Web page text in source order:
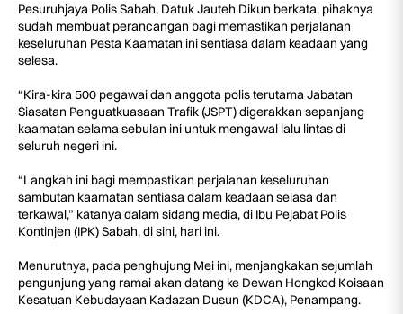
Pesuruhjaya Polis Sabah, Datuk Jauteh Dikun berkata, pihaknya
sudah membuat perancangan bagi memastikan perjalanan
keseluruhan Pesta Kaamatan ini sentiasa dalam keadaan yang
selesa.
“Kira-kira 500 pegawai dan anggota polis terutama Jabatan
Siasatan Penguatkuasaan Trafik (JSPT) digerakkan sepanjang
kaamatan selama sebulan ini untuk mengawal lalu lintas di
seluruh negeri ini.
“Langkah ini bagi mempastikan perjalanan keseluruhan
sambutan kaamatan sentiasa dalam keadaan selasa dan
terkawal,” katanya dalam sidang media, di Ibu Pejabat Polis
Kontinjen (IPK) Sabah, di sini, hari ini.
Menurutnya, pada penghujung Mei ini, menjangkakan sejumlah
pengunjung yang ramai akan datang ke Dewan Hongkod Koisaan
Kesatuan Kebudayaan Kadazan Dusun (KDCA), Penampang.